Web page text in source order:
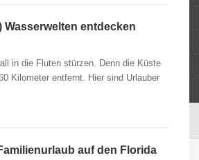
entdecken
in die Fluten stürzen. Denn die Küste
Kilometer entfernt. Hier sind Urlauber
auf den Florida